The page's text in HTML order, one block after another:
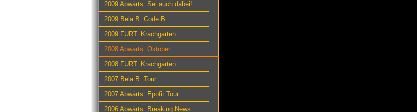
2009 Abwärts: Sei auch dabei!
2009 Bela B: Code B
2009 FURT: Krachgarten
2008 Abwärts: Oktober
2008 FURT: Krachgarten
2007 Bela B: Tour
2007 Abwärts: Epofit Tour
2006 Abwärts: Breaking News